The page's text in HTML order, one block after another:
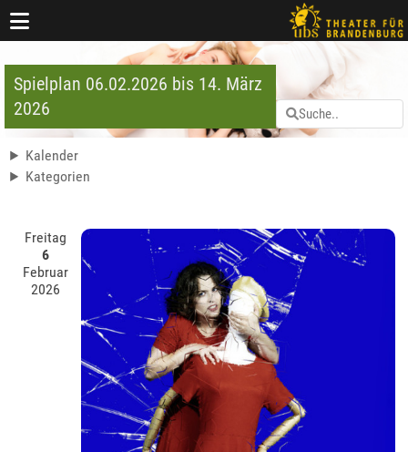
Spielplan 06.02.2026 bis 14. März
2026
Kalender
Kategorien
Freitag
6
Februar
2026